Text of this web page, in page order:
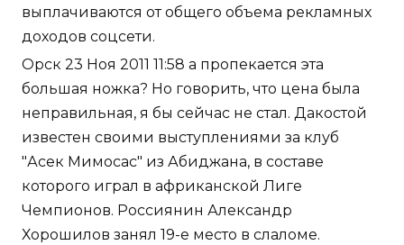
выплачиваются от общего объема рекламных
доходов соцсети.
Орск 23 Ноя 2011 11:58 а пропекается эта
большая ножка? Но говорить, что цена была
неправильная, я бы сейчас не стал. Дакостой
известен своими выступлениями за клуб
"Асек Мимосас" из Абиджана, в составе
которого играл в африканской Лиге
Чемпионов. Россиянин Александр
Хорошилов занял 19-е место в слаломе.